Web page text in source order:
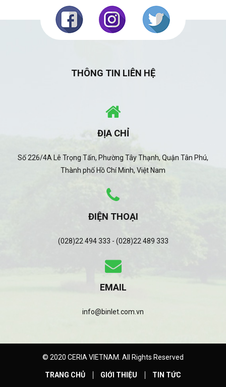
THÔNG TIN LIÊN HỆ
ĐỊA CHỈ
Số 226/4A Lê Trọng Tấn, Phường Tây Thạnh, Quận Tân Phú,
Thành phố Hồ Chí Minh, Việt Nam
ĐIỆN THOẠI
(028)22 494 333 - (028)22 489 333
EMAIL
info@binlet.com.vn
© 2020 CERIA VIETNAM. All Rights Reserved
TRANG CHỦ GIỚI THIỆU TIN TỨC